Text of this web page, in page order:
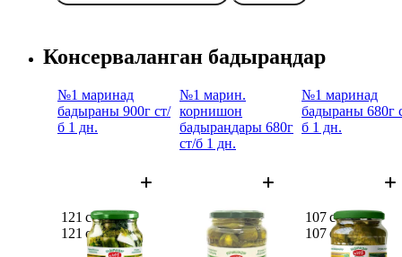
азыктар
Консерваланган бадыраңдар
№1 маринад
бадыраны 900г ст/
б 1 дн.
121 сом
121 сом
№1 марин.
корнишон
бадыраңдары 680г
ст/б 1 дн.
189 сом
189 сом
№1 маринад
бадыраны 680г
б 1 дн.
107 сом
107 сом